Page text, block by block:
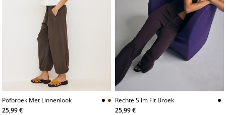
Pofbroek Met Linnenlook
25,99 €
Rechte Slim Fit Broek
25,99 €